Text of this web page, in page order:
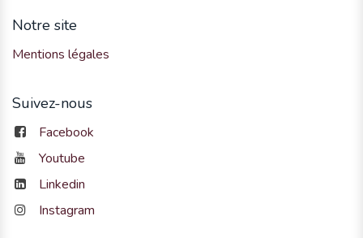
Notre site
Mentions légales
Suivez-nous
Facebook
Youtube
Linkedin
Instagram